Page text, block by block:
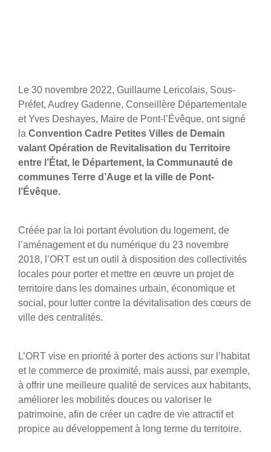
Le 30 novembre 2022, Guillaume Lericolais, Sous-
Préfet, Audrey Gadenne, Conseillère Départementale
et Yves Deshayes, Maire de Pont-l’Évêque, ont signé
la Convention Cadre Petites Villes de Demain
valant Opération de Revitalisation du Territoire
entre l’État, le Département, la Communauté de
communes Terre d’Auge et la ville de Pont-
l’Évêque.
Créée par la loi portant évolution du logement, de
l’aménagement et du numérique du 23 novembre
2018, l’ORT est un outil à disposition des collectivités
locales pour porter et mettre en œuvre un projet de
territoire dans les domaines urbain, économique et
social, pour lutter contre la dévitalisation des cœurs de
ville des centralités.
L’ORT vise en priorité à porter des actions sur l’habitat
et le commerce de proximité, mais aussi, par exemple,
à offrir une meilleure qualité de services aux habitants,
améliorer les mobilités douces ou valoriser le
patrimoine, afin de créer un cadre de vie attractif et
propice au développement à long terme du territoire.